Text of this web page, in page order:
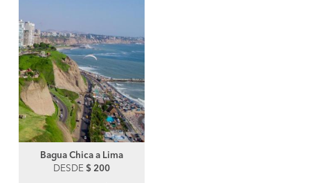
Bagua Chica a Lima
DESDE $ 200